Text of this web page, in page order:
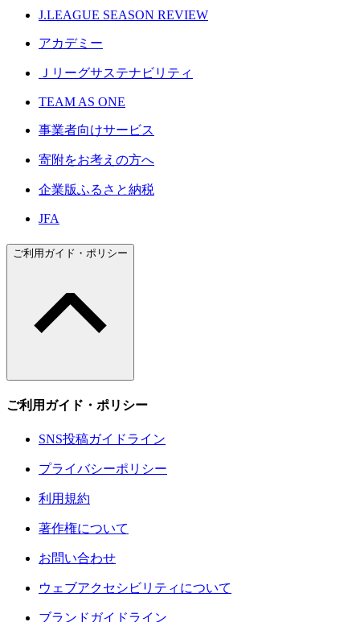
J.LEAGUE SEASON REVIEW
アカデミー
Ｊリーグサステナビリティ
TEAM AS ONE
事業者向けサービス
寄附をお考えの方へ
企業版ふるさと納税
JFA
ご利用ガイド・ポリシー
ご利用ガイド・ポリシー
SNS投稿ガイドライン
プライバシーポリシー
利用規約
著作権について
お問い合わせ
ウェブアクセシビリティについて
ブランドガイドライン